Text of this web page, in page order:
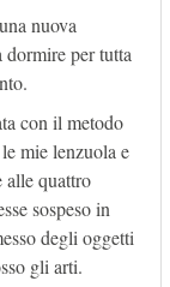
nuova
dormire per tutta
con il metodo
mie lenzuola e
alle quattro
sospeso in
degli oggetti
gli arti.